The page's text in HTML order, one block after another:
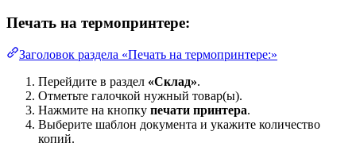
Печать на термопринтере:
Заголовок раздела «Печать на термопринтере:»
Перейдите в раздел «Склад».
Отметьте галочкой нужный товар(ы).
Нажмите на кнопку печати принтера.
Выберите шаблон документа и укажите количество
копий.